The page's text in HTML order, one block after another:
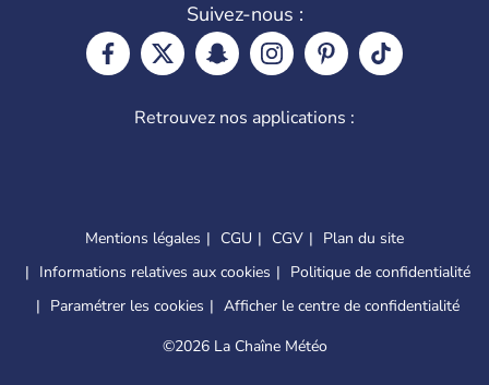
Suivez-nous :
Retrouvez nos applications :
Mentions légales CGU CGV
Plan du site
Informations relatives aux cookies
Politique de confidentialité
Paramétrer les cookies
Afficher le centre de confidentialité
©2026 La Chaîne Météo